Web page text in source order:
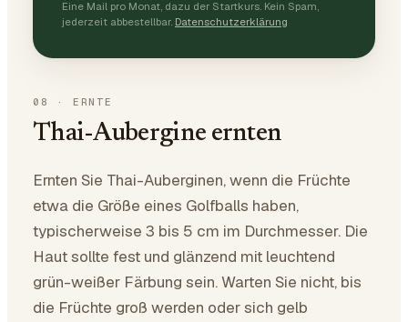
Eine Mail pro Monat, dazu der Startkurs. Kein Spam,
jederzeit abbestellbar. Datenschutzerklärung
08 · ERNTE
Thai-Aubergine ernten
Ernten Sie Thai-Auberginen, wenn die Früchte
etwa die Größe eines Golfballs haben,
typischerweise 3 bis 5 cm im Durchmesser. Die
Haut sollte fest und glänzend mit leuchtend
grün-weißer Färbung sein. Warten Sie nicht, bis
die Früchte groß werden oder sich gelb